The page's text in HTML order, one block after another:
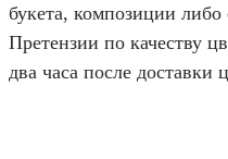
букета, композиции либо
Претензии по качеству
два часа после доставки